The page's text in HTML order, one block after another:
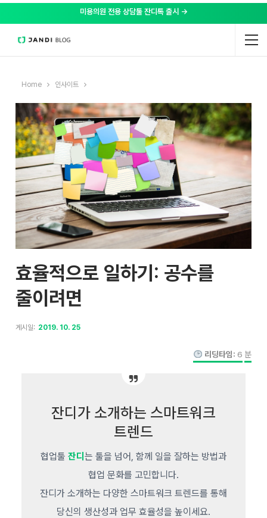
미용의원 전용 상담툴 잔디톡 출시 →
Home 인사이트
효율적으로 일하기: 공수를
줄이려면
게시일: 2019. 10. 25
리딩타임: 6 분
잔디가 소개하는 스마트워크
트렌드
협업툴 잔디 는 툴을 넘어, 함께 일을 잘하는 방법과
협업 문화를 고민합니다.
잔디가 소개하는 다양한 스마트워크 트렌드를 통해
당신의 생산성과 업무 효율성을 높이세요.